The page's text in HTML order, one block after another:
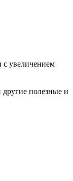
увеличением
полезные и